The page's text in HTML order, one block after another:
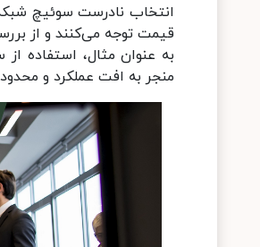
انتخاب نادرست سوئیچ
قیمت توجه می‌کنند و از
منجر به افت عملکرد و